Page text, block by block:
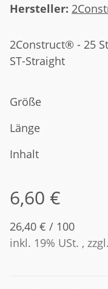
Hersteller:
2Construct® - 25
ST-Straight
Größe
Länge
Inhalt
6,60 €
26,40 € / 100
inkl. 19% USt. , zzgl.